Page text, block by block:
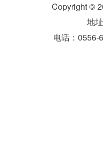
Copyright ©
地
电话：